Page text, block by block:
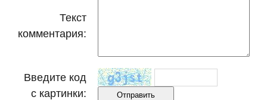
Текст
комментария:
Введите код
с картинки: